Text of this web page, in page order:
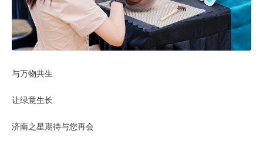
与万物共生
让绿意生长
济南之星期待与您再会